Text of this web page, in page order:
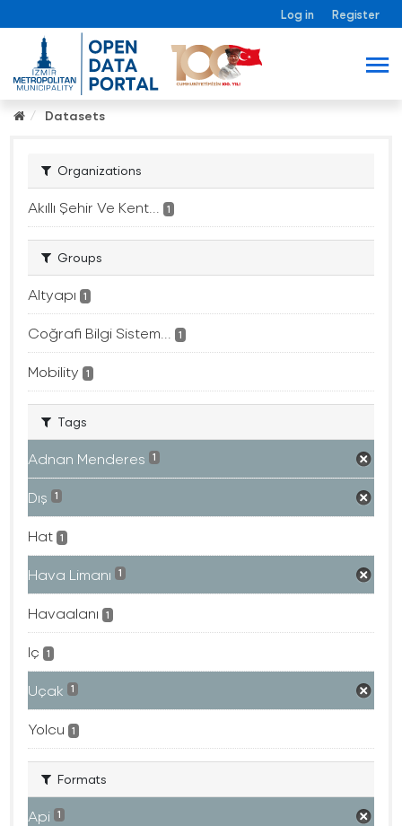
Log in Register
Datasets
Organizations
Akıllı Şehir Ve Kent... 1
Groups
Altyapı 1
Coğrafi Bilgi Sistem... 1
Mobility 1
Tags
Adnan Menderes 1
Dış 1
Hat 1
Hava Limanı 1
Havaalanı 1
Iç 1
Uçak 1
Yolcu 1
Formats
Api 1